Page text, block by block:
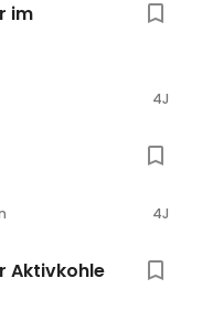
im
4J
4J
Aktivkohle